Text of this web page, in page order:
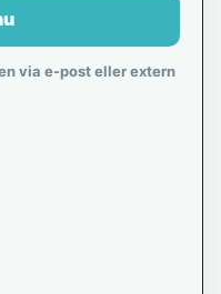
via e-post eller extern